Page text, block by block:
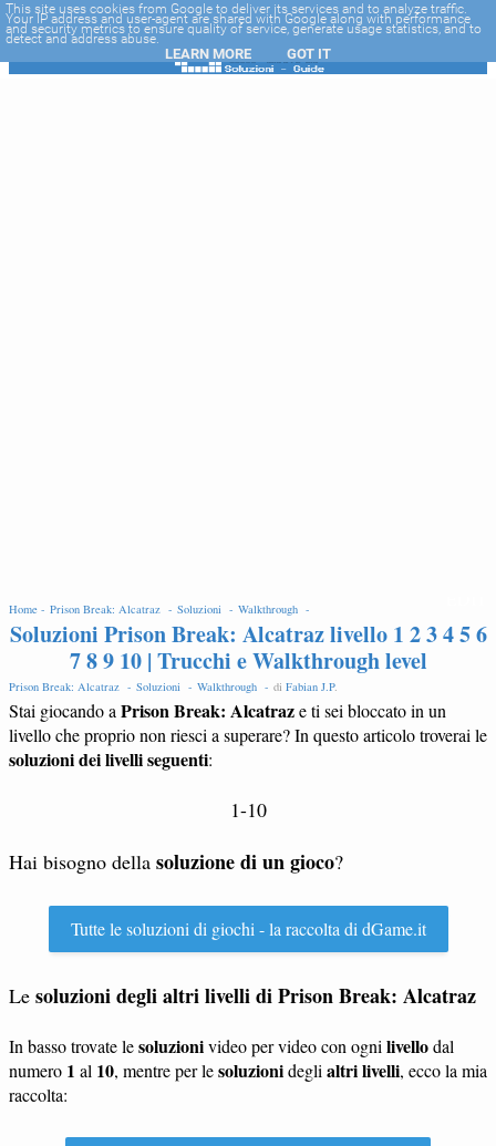
-->
Home - Prison Break: Alcatraz - Soluzioni - Walkthrough -
Soluzioni Prison Break: Alcatraz livello 1 2 3 4 5 6
7 8 9 10 | Trucchi e Walkthrough level
Prison Break: Alcatraz - Soluzioni - Walkthrough - di Fabian J.P.
Stai giocando a Prison Break: Alcatraze ti sei bloccato in un
livello che proprio non riesci a superare? In questo articolo troverai le
soluzioni dei livelli seguenti:
1-10
Hai bisogno della soluzione di un gioco?
Tutte le soluzioni di giochi - la raccolta di dGame.it
Le soluzioni degli altri livelli di Prison Break: Alcatraz
In basso trovate lesoluzionivideo per video con ogni livellodal
numero 1 al 10, mentre per lesoluzionidegli altri livelli, ecco la mia
raccolta:
This site uses cookies from Google to deliver its services and to analyze traffic.
Your IP address and user-agent are shared with Google along with performance
and security metrics to ensure quality of service, generate usage statistics, and to
detect and address abuse.
LEARN MORE GOT IT